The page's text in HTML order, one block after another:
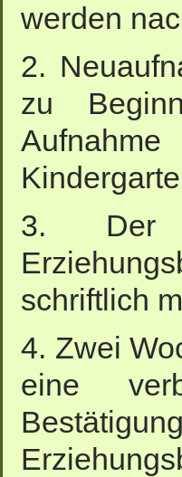
werden
2.
zu
3. Der
schriftlich
4. Zwei
eine